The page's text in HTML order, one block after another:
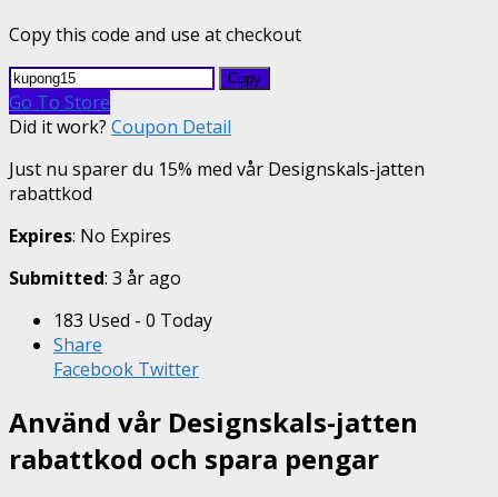
Copy this code and use at checkout
Copy
Go To Store
Did it work? Coupon Detail
Just nu sparer du 15% med vår Designskals-jatten
rabattkod
Expires: No Expires
Submitted: 3 år ago
183 Used - 0 Today
Share
Facebook Twitter
Använd vår Designskals-jatten
rabattkod och spara pengar